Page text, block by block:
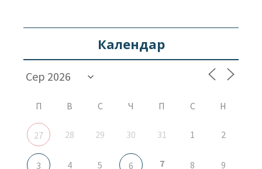
Календар
П В С Ч П С Н
27 28 29 30 31 1 2
3 4 5 6 7 8 9